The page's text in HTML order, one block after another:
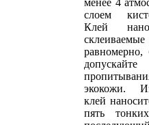
слоем
Клей
равномерно,
экокожи.
клей
пять